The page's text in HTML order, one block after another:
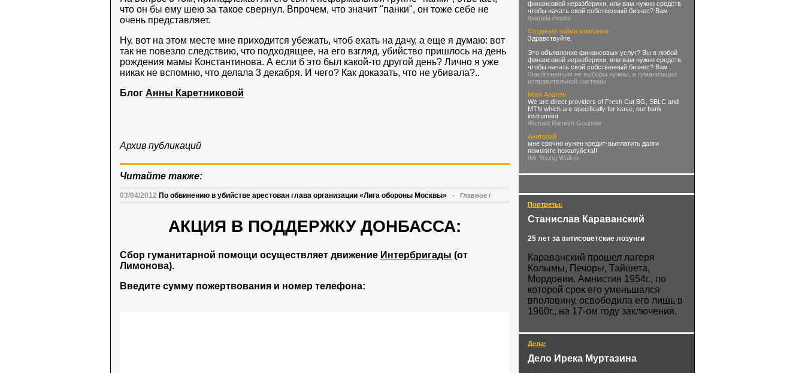
что он бы ему шею за такое свернул. Впрочем, что значит "панки", он тоже себе не
очень представляет.
Ну, вот на этом месте мне приходится убежать, чтоб ехать на дачу, а еще я думаю: вот
так не повезло следствию, что подходящее, на его взгляд, убийство пришлось на день
рождения мамы Константинова. А если б это был какой-то другой день? Лично я уже
никак не вспомню, что делала 3 декабря. И чего? Как доказать, что не убивала?..
Блог Анны Каретниковой
Архив публикаций
Читайте также:
03/04/2012 По обвинению в убийстве арестован глава организации «Лига обороны Москвы» - Главное /
АКЦИЯ В ПОДДЕРЖКУ ДОНБАССА:
Сбор гуманитарной помощи осуществляет движение Интербригады (от
Лимонова).
Введите сумму пожертвования и номер телефона:
финансовой неразберихи, или вам нужно средств,
чтобы начать свой собственный бизнес? Вам
/pamela moore
Создание займа компании
Здравствуйте,
Это объявление финансовых услуг? Вы в любой
финансовой неразберихи, или вам нужно средств,
чтобы начать свой собственный бизнес? Вам
/Заключенным не выборы нужны, а гуманизация
исправительной системы
Mark Andrew
We are direct providers of Fresh Cut BG, SBLC and
MTN which are specifically for lease, our bank
instrument
/Ronald Ranesh Gounder
Анатолий
мне срочно нужен кредит-выплатить долги
помогите пожалуйста!!
/Mr Young Walker
Портреты:
Станислав Караванский
25 лет за антисоветские лозунги
Караванский прошел лагеря
Колымы, Печоры, Тайшета,
Мордовии. Амнистия 1954г., по
которой срок его уменьшался
вполовину, освободила его лишь в
1960г., на 17-ом году заключения.
Дела:
Дело Ирека Муртазина